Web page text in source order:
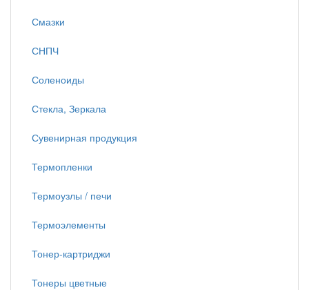
Смазки
СНПЧ
Соленоиды
Стекла, Зеркала
Сувенирная продукция
Термопленки
Термоузлы / печи
Термоэлементы
Тонер-картриджи
Тонеры цветные